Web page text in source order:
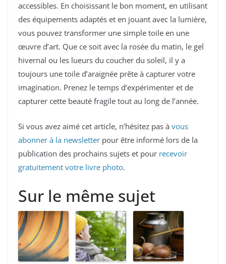
accessibles. En choisissant le bon moment, en utilisant
des équipements adaptés et en jouant avec la lumière,
vous pouvez transformer une simple toile en une
œuvre d’art. Que ce soit avec la rosée du matin, le gel
hivernal ou les lueurs du coucher du soleil, il y a
toujours une toile d’araignée prête à capturer votre
imagination. Prenez le temps d’expérimenter et de
capturer cette beauté fragile tout au long de l’année.
Si vous avez aimé cet article, n’hésitez pas à vous
abonner à la newsletter pour être informé lors de la
publication des prochains sujets et pour recevoir
gratuitement votre livre photo.
Sur le même sujet